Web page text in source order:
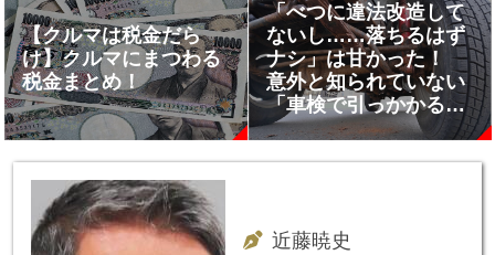
【クルマは税金だら
け】クルマにまつわる
税金まとめ！
「べつに違法改造して
ないし……落ちるはず
ナシ」は甘かった！
意外と知られていない
「車検で引っかかる」
ポイント４つ
近藤暁史